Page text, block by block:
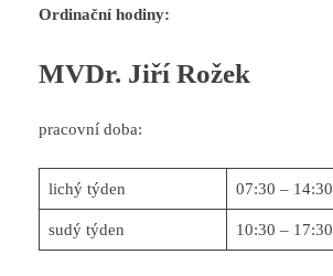
Ordinační hodiny:
MVDr. Jiří Rožek
pracovní doba:
lichý týden 07:30 – 14:30
sudý týden 10:30 – 17:30